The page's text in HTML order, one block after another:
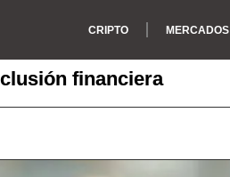
CRIPTO MERCADOS
financiera